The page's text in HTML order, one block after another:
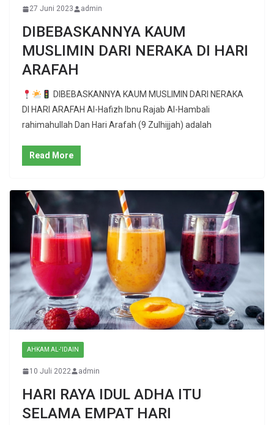
27 Juni 2023 admin
DIBEBASKANNYA KAUM
MUSLIMIN DARI NERAKA DI HARI
ARAFAH
DIBEBASKANNYA KAUM MUSLIMIN DARI NERAKA
DI HARI ARAFAH Al-Hafizh Ibnu Rajab Al-Hambali
rahimahullah Dan Hari Arafah (9 Zulhijjah) adalah
Read More
AHKAM AL-'IDAIN
10 Juli 2022 admin
HARI RAYA IDUL ADHA ITU
SELAMA EMPAT HARI